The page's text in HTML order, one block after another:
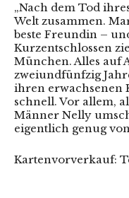
„Nach dem Tod
Welt zusammen.
beste Freundin –
Kurzentschlossen
München. Alles auf
zweiundfünfzig
ihren erwachsenen
schnell. Vor allem,
Männer Nelly
eigentlich genug
Kartenvorverkauf: